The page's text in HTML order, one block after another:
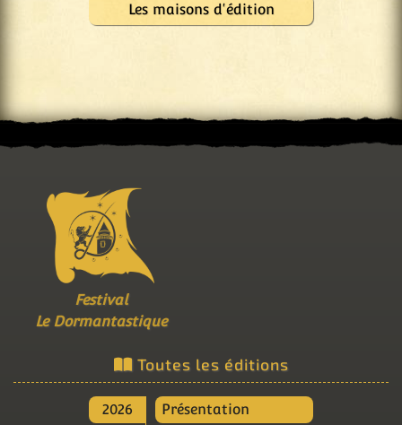
Les maisons d'édition
Festival
Le Dormantastique
Toutes les éditions
2026 Présentation